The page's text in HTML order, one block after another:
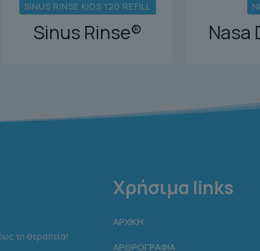
SINUS RINSE KIDS 120 REFILL
Sinus Rinse® Nasa
τη θεραπεία!
Χρήσιμα links
ΑΡΧΙΚΗ
ΑΡΘΡΟΓΡΑΦΙΑ